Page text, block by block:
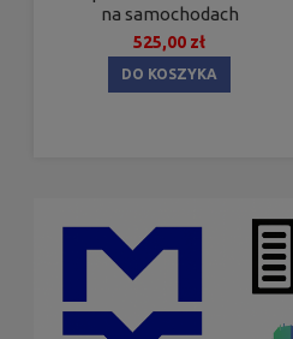
na samochodach
525,00 zł
DO KOSZYKA